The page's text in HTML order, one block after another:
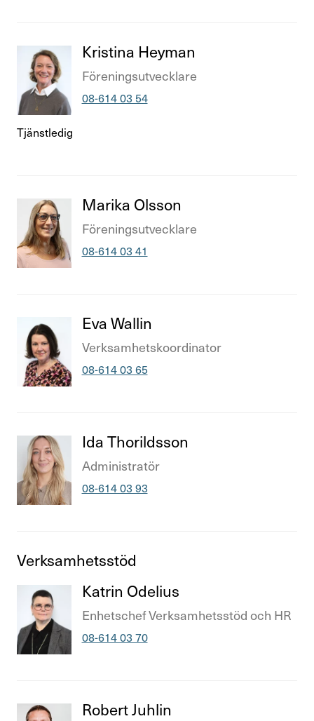
Titel
Kristina Heyman
Titel
Före­nings­ut­veck­lare
Telefonnummer
08-614 03 54
Tjänstledig
Titel
Marika Olsson
Titel
Före­nings­ut­veck­lare
Telefonnummer
08-614 03 41
Titel
Eva Wallin
Titel
Verk­sam­hetsko­or­di­nator
Telefonnummer
08-614 03 65
Titel
Ida Thorildsson
Titel
Admi­nist­ratör
Telefonnummer
08-614 03 93
Verk­sam­hets­stöd
Titel
Katrin Odelius
Titel
Enhets­chef Verk­sam­hets­stöd och HR
Telefonnummer
08-614 03 70
Titel
Robert Juhlin